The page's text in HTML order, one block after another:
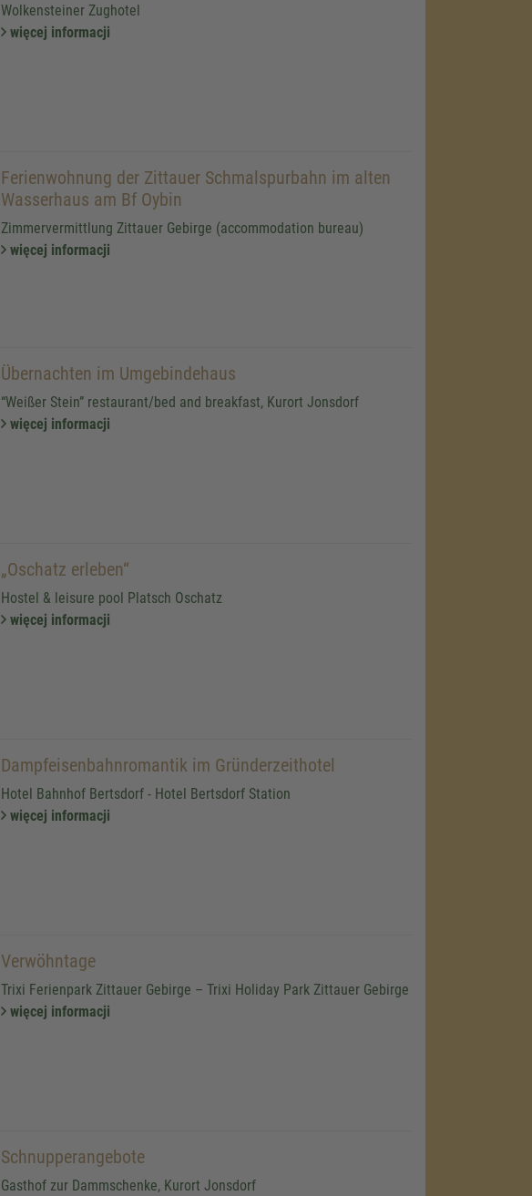
Wolkensteiner Zughotel
więcej informacji
Ferienwohnung der Zittauer Schmalspurbahn im alten
Wasserhaus am Bf Oybin
Zimmervermittlung Zittauer Gebirge (accommodation bureau)
więcej informacji
Übernachten im Umgebindehaus
“Weißer Stein” restaurant/bed and breakfast, Kurort Jonsdorf
więcej informacji
„Oschatz erleben“
Hostel & leisure pool Platsch Oschatz
więcej informacji
Dampfeisenbahnromantik im Gründerzeithotel
Hotel Bahnhof Bertsdorf - Hotel Bertsdorf Station
więcej informacji
Verwöhntage
Trixi Ferienpark Zittauer Gebirge – Trixi Holiday Park Zittauer Gebirge
więcej informacji
Schnupperangebote
Gasthof zur Dammschenke, Kurort Jonsdorf